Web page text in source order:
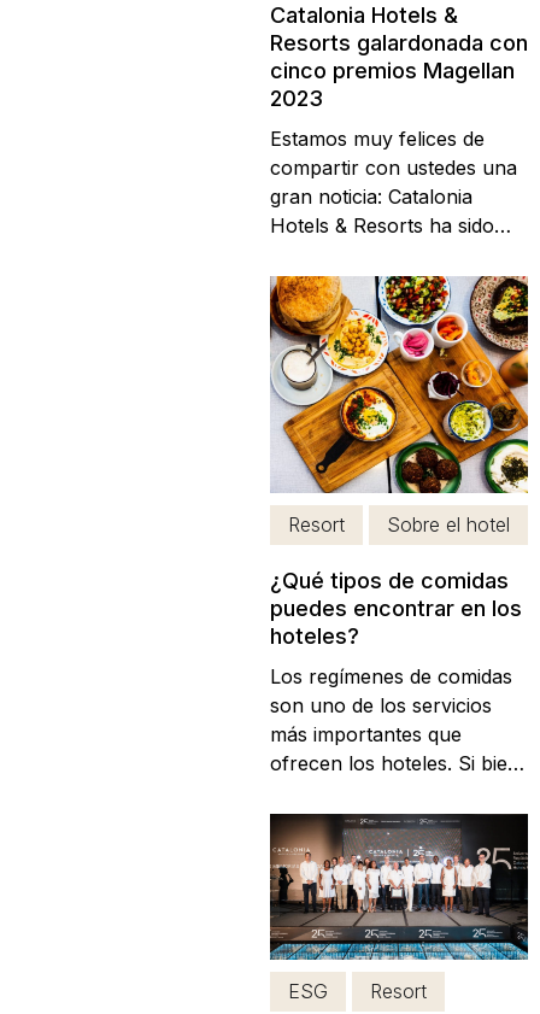
Catalonia Hotels &
Resorts galardonada con
cinco premios Magellan
2023
Estamos muy felices de
compartir con ustedes una
gran noticia: Catalonia
Hotels & Resorts ha sido
prestigiosos Magellan
Awards 2023, otorgados
por Travel Weekly, la
publicación líder en la
industria del turismo a nivel
mundial. Estos premios son
un reconocimiento a la
excelencia,...
Resort
Sobre el hotel
¿Qué tipos de comidas
puedes encontrar en los
hoteles?
Los regímenes de comidas
son uno de los servicios
más importantes que
ofrecen los hoteles. Si bien,
hoteleros solo ponen a
disposición del cliente el
uso de sus habitaciones por
no disponer de restaurante
propio, la mayoría ofrecen
la posibilidad de realizar al
menos, alguna...
ESG Resort